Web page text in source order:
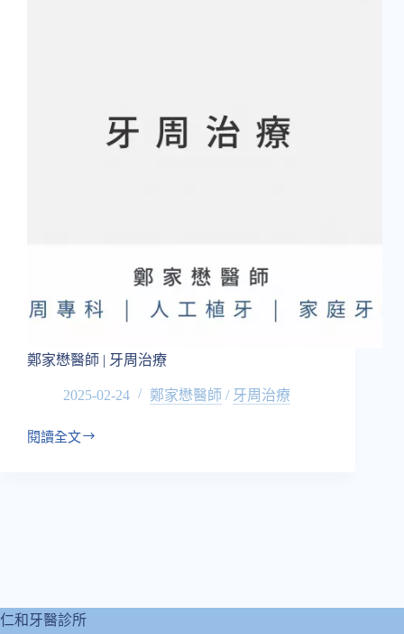
鄭家懋醫師 | 牙周治療
2025-02-24 鄭家懋醫師 / 牙周治療
閱讀全文
鄭
療
仁和牙醫診所